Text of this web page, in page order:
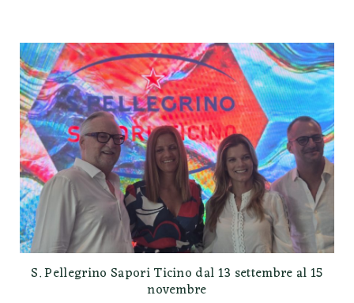
S. Pellegrino Sapori Ticino dal 13 settembre al 15
novembre